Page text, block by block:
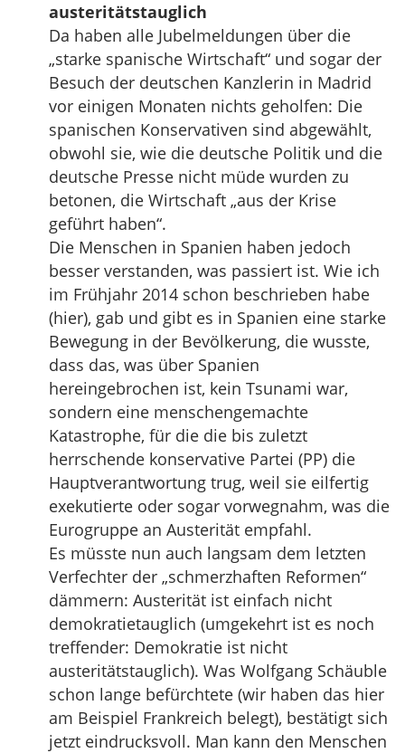
austeritätstauglich
Da haben alle Jubelmeldungen über die
„starke spanische Wirtschaft“ und sogar der
Besuch der deutschen Kanzlerin in Madrid
vor einigen Monaten nichts geholfen: Die
spanischen Konservativen sind abgewählt,
obwohl sie, wie die deutsche Politik und die
deutsche Presse nicht müde wurden zu
betonen, die Wirtschaft „aus der Krise
geführt haben“.
Die Menschen in Spanien haben jedoch
besser verstanden, was passiert ist. Wie ich
im Frühjahr 2014 schon beschrieben habe
(hier), gab und gibt es in Spanien eine starke
Bewegung in der Bevölkerung, die wusste,
dass das, was über Spanien
hereingebrochen ist, kein Tsunami war,
sondern eine menschengemachte
Katastrophe, für die die bis zuletzt
herrschende konservative Partei (PP) die
Hauptverantwortung trug, weil sie eilfertig
exekutierte oder sogar vorwegnahm, was die
Eurogruppe an Austerität empfahl.
Es müsste nun auch langsam dem letzten
Verfechter der „schmerzhaften Reformen“
dämmern: Austerität ist einfach nicht
demokratietauglich (umgekehrt ist es noch
treffender: Demokratie ist nicht
austeritätstauglich). Was Wolfgang Schäuble
schon lange befürchtete (wir haben das hier
am Beispiel Frankreich belegt), bestätigt sich
jetzt eindrucksvoll. Man kann den Menschen